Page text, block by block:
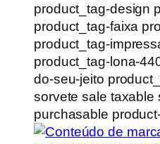
product_tag-design
product_tag-faixa
product_tag-
product_tag-lona-
do-seu-jeito
sorvete sale taxable
purchasable